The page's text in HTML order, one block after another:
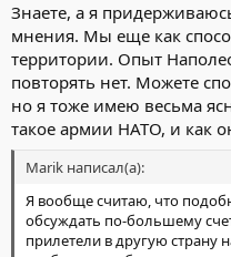
Знаете, а я
мнения. Мы еще как
территории. Опыт
повторять нет. Можете
но я тоже имею весьма
такое армии НАТО, и как
Marik написал(а):
Я вообще считаю, что
обсуждать по-большему
прилетели в другую страну